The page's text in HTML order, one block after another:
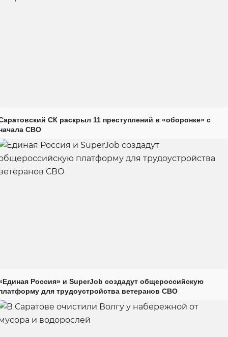
СК раскрыл 11 преступлений в «оборонке» с
СВО
Россия» и SuperJob создадут общероссийскую
для трудоустройства ветеранов СВО